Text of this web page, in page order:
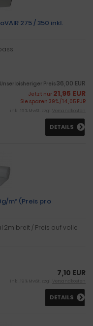
275 / 350 inkl.
Unser bisheriger Preis36,00 EUR
Jetzt nur 21,95 EUR
Sie sparen 39% / 14,05 EUR
inkl. 19 % MwSt. zzgl. Versandkosten
DETAILS
m² (Preis pro
2m breit / Preis auf volle
7,10 EUR
inkl. 19 % MwSt. zzgl. Versandkosten
DETAILS